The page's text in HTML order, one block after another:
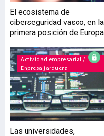
El ecosistema de
ciberseguridad vasco, en la
primera posición de Europa
Actividad empresarial /
Enpresa jarduera
Las universidades,